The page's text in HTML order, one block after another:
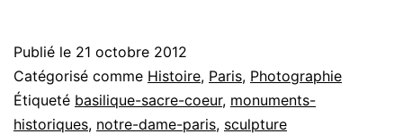
Publié le 21 octobre 2012
Catégorisé comme Histoire, Paris, Photographie
Étiqueté basilique-sacre-coeur, monuments-
historiques, notre-dame-paris, sculpture